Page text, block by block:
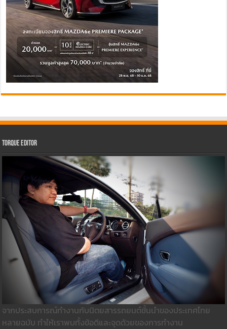
Torque Editor
จากประสบการณ์ทำงานกับนิตยสารรถยนต์ชั้นนำของประเทศไทย
หลายฉบับ ทำให้เราพบทั้งข้อดีและจุดด้วยของการทำงาน